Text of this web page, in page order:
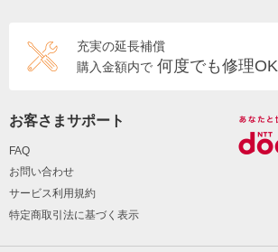
充実の延長補償
購入金額内で 何度でも修理OK
お客さまサポート
FAQ
お問い合わせ
サービス利用規約
特定商取引法に基づく表示